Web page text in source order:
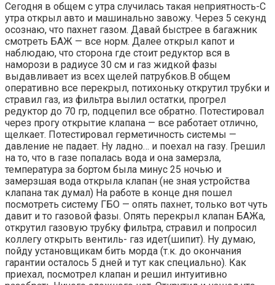
Сегодня в общем с утра случилась такая неприятность-С
утра открыл авто и машинально завожу. Через 5 секунд
осознаю, что пахнет газом. Давай быстрее в багажник
смотреть БАЖ — все норм. Далее открыл капот и
наблюдаю, что сторона где стоит редуктор вся в
наморози в радиусе 30 см и газ жидкой фазы
выдавливает из всех щелей патрубков.В общем
оперативно все перекрыл, потихоньку открутил трубки и
стравил газ, из фильтра вылил остатки, прогрел
редуктор до 70 гр, подцепил все обратно. Потестировал
через прогу открытие клапана — все работает отлично,
щелкает. Потестировал герметичность системы —
давление не падает. Ну ладно… и поехал на газу. Грешил
на то, что в газе попалась вода и она замерзла,
температура за бортом была минус 25 ночью и
замерзшая вода открыла клапан (не зная устройства
клапана так думал) На работе в конце дня пошел
посмотреть систему ГБО — опять пахнет, только вот чуть
давит и то газовой фазы. Опять перекрыл клапан БАЖа,
открутил газовую трубку фильтра, стравил и попросил
коллегу открыть вентиль- газ идет(шипит). Ну думаю,
пойду установщикам бить морда (т.к. до окончания
гарантии осталось 5 дней и тут как специально). Как
приехал, посмотрел клапан и решил интуитивно